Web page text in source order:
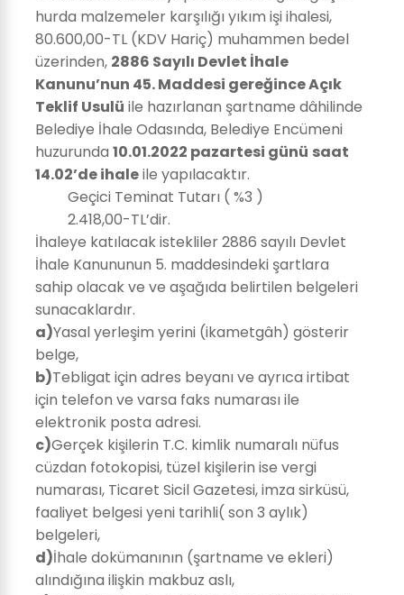
hurda malzemeler karşılığı yıkım işi ihalesi,
80.600,00-TL (KDV Hariç) muhammen bedel
üzerinden, 2886 Sayılı Devlet İhale
Kanunu’nun 45. Maddesi gereğince Açık
Teklif Usulü ile hazırlanan şartname dâhilinde
Belediye İhale Odasında, Belediye Encümeni
huzurunda 10.01.2022 pazartesi günü saat
14.02’de ihaleile yapılacaktır.
Geçici Teminat Tutarı ( %3 )
2.418,00-TL’dir.
İhaleye katılacak istekliler 2886 sayılı Devlet
İhale Kanununun 5. maddesindeki şartlara
sahip olacak ve ve aşağıda belirtilen belgeleri
sunacaklardır.
a)Yasal yerleşim yerini (ikametgâh) gösterir
belge,
b)Tebligat için adres beyanı ve ayrıca irtibat
için telefon ve varsa faks numarası ile
elektronik posta adresi.
c)Gerçek kişilerin T.C. kimlik numaralı nüfus
cüzdan fotokopisi, tüzel kişilerin ise vergi
numarası, Ticaret Sicil Gazetesi, imza sirküsü,
faaliyet belgesi yeni tarihli( son 3 aylık)
belgeleri,
d)İhale dokümanının (şartname ve ekleri)
alındığına ilişkin makbuz aslı,